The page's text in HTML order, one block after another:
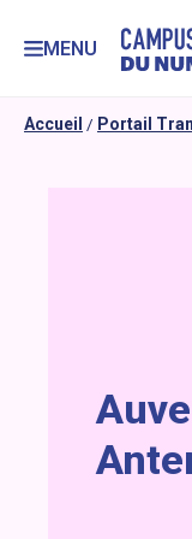
MENU
Accueil / Portail